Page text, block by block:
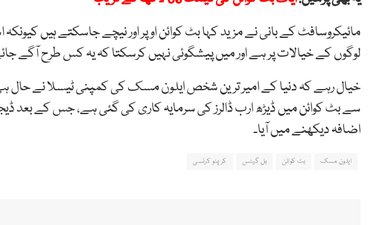
مائیکروسافٹ کے بانی نے مزید کہا بٹ کوائن اوپر اور نیچے جاسکتے ہیں
لوگوں کے خیالات پر ہے اور میں پیشگوئی نہیں کرسکتا کہ یہ کس طرح آگے
خیال رہے کہ دنیا کے امیر ترین شخص ایلون مسک کی کمپنی ٹیسلا نے حال
سے بٹ کوائن میں ڈیڑھ ارب ڈالرز کی سرمایہ کاری کی گئی ہے، جس کے بعد
اضافہ دیکھنے میں آیا۔
ایلون مسک بٹ کوائن بل گیٹس کرپٹو کرنسی